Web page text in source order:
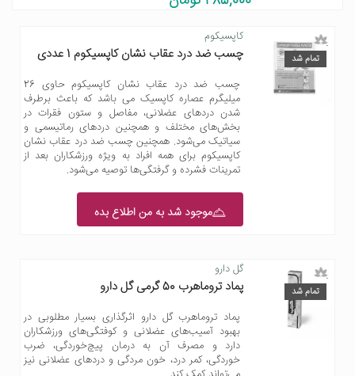
تمام شد
کاپسیکوم
چسب ضد درد عقاب نشان کاپسیکوم 1 عددی
چسب ضد درد عقاب نشان کاپسیکوم حاوی 26
میلیگرم عصاره کاپسیک می باشد که باعث برطرف
شدن دردهای عضلانی، مفاصل و ستون فقرات در
بخش‌های مختلف و همچنین دردهای رماتیسمی و
سیاتیک می‌شود. همچنین چسب ضد درد عقاب نشان
کاپسیکوم برای همه افراد به ویژه ورزشکاران بعد از
تمرینات فشرده و گرفتگی‌ها توصیه می‌شود.
موجود شد به من اطلاع بده
تمام شد
گل دارو
پماد تروماهرب 50 گرمی گل دارو
پماد تروماهرب گل دارو اثرگذاری بسیار مطلوبی در
بهبود آسیب‌های عضلانی و کوفتگی‌های ورزشکاران
دارد و مصرف آن به درمان پیچ‌خوردگی، ضرب
خوردگی، کمر درد، خون مردگی و دردهای عضلانی نیز